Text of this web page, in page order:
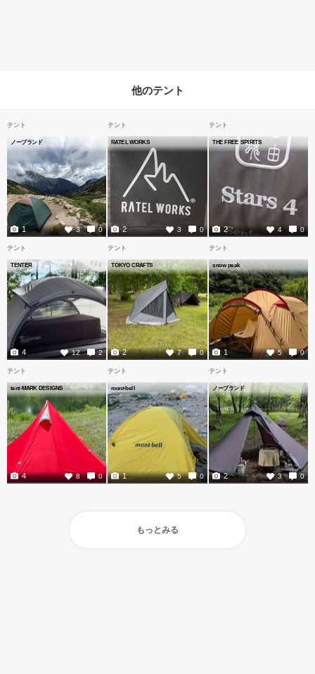
他のテント
テント
ノーブランド
3 0
1
テント
RATEL WORKS
3 0
2
テント
THE FREE SPIRITS
4 0
2
テント
TENTER
12 2
4
テント
TOKYO CRAFTS
7 0
2
テント
snow peak
5 0
1
テント
tent-MARK DESIGNS
8 0
4
テント
mont-bell
5 0
1
テント
ノーブランド
3 0
2
もっとみる